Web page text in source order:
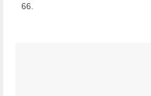
66.